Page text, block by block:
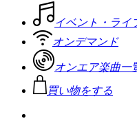
イベント・ライ
オンデマンド
オンエア楽曲一
買い物をする